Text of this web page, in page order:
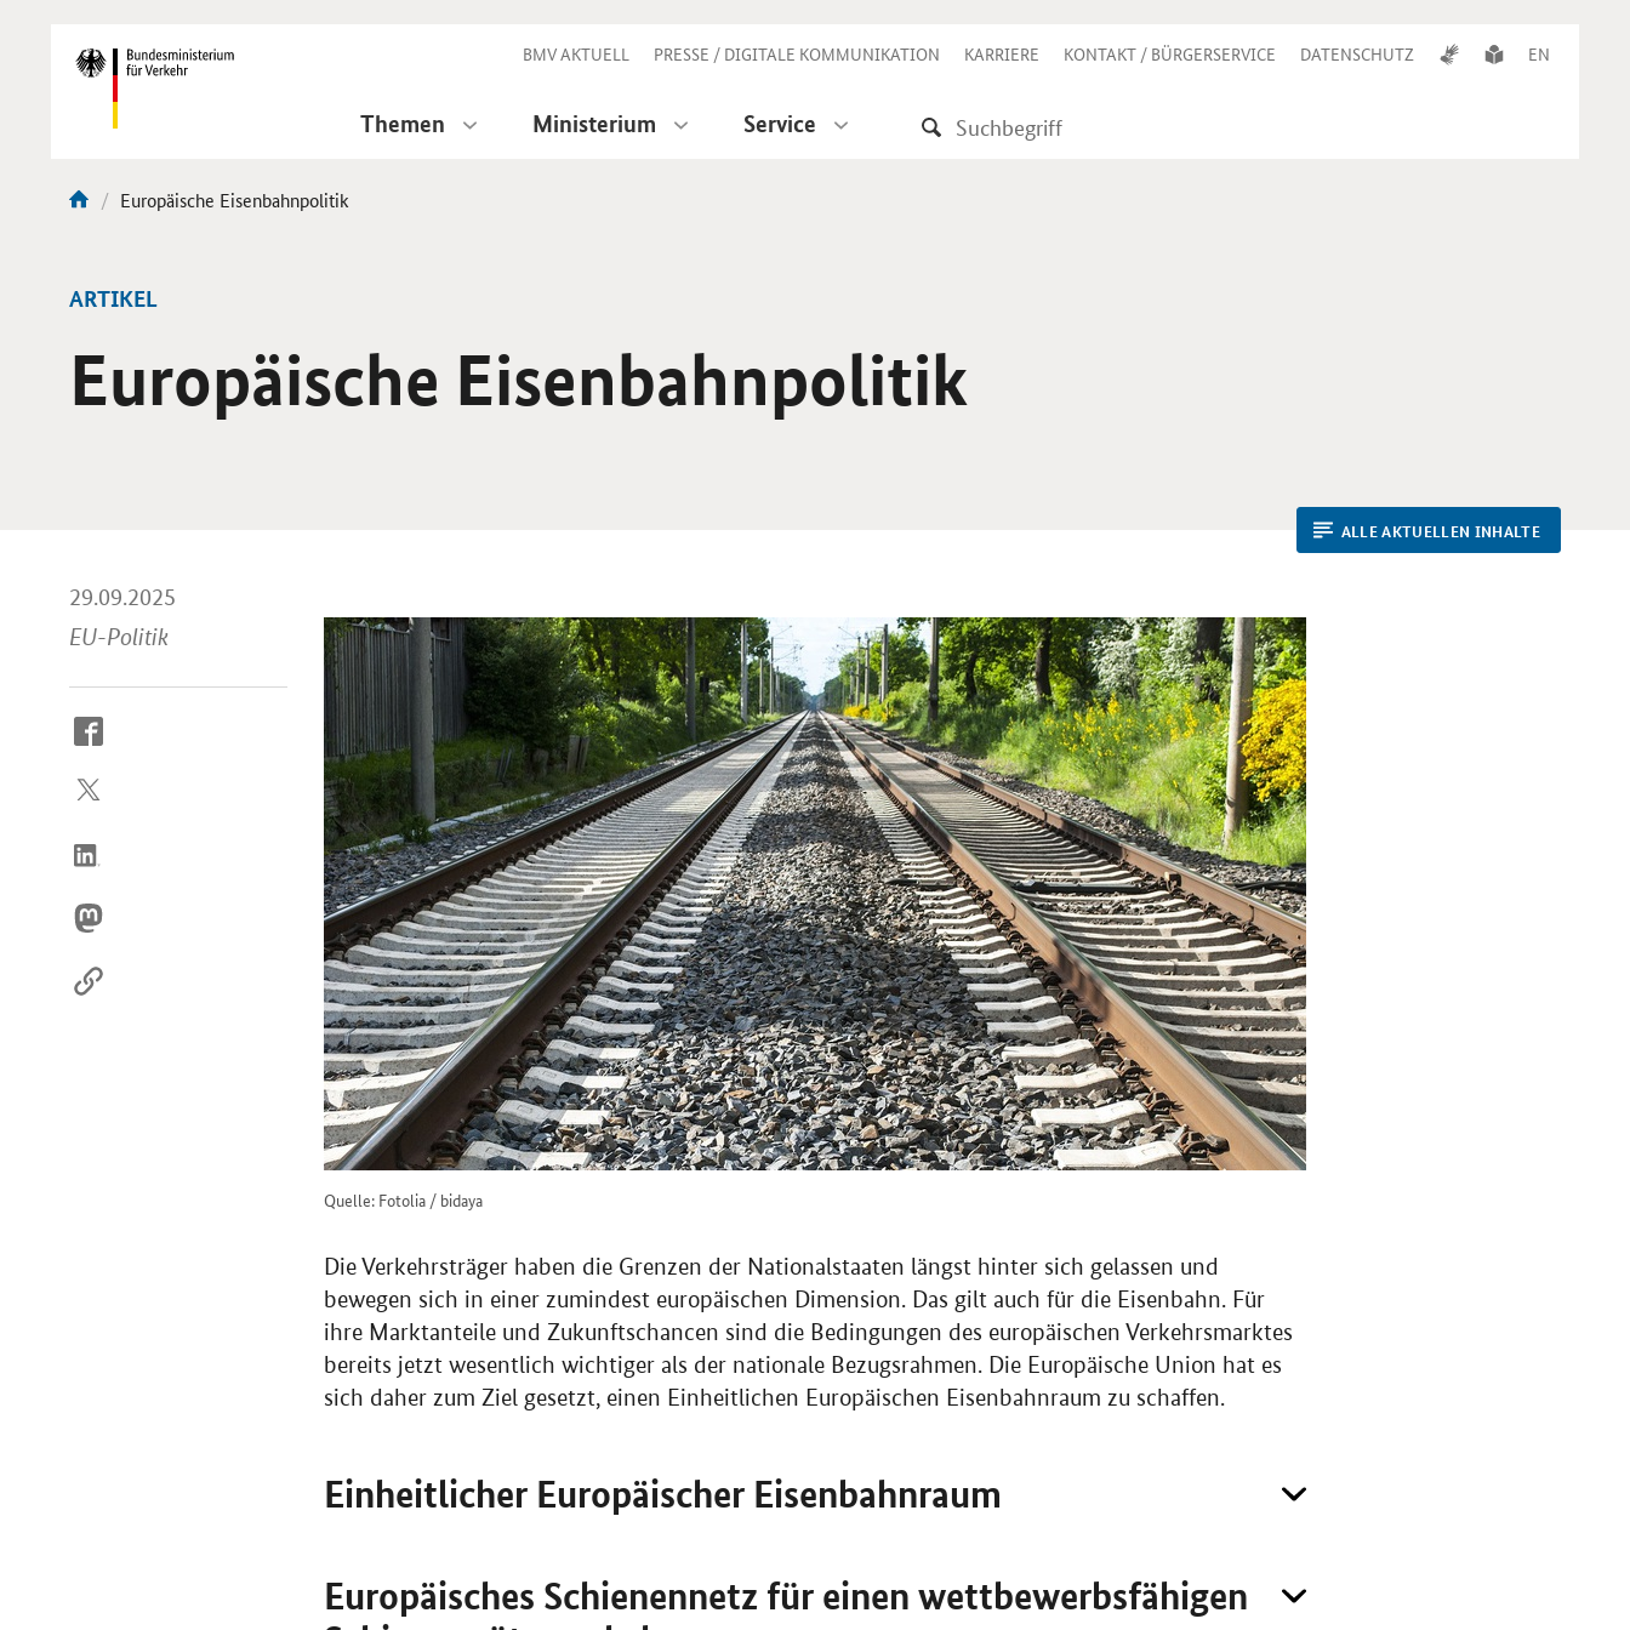
Navigation BMV AKTUELL PRESSE / DIGITALE KOMMUNIKATION KARRIERE KONTAKT / BÜRGERSERVICE DATENSCHUTZ EN
Themen Ministerium Service
Aktuelle
Europäische Eisenbahnpolitik
ARTIKEL
Europäische Eisenbahnpolitik
ALLE AKTUELLEN INHALTE
29.09.2025
EU-Politik
So
Sie
Internet
Quelle: Fotolia / bidaya
Die Verkehrsträger haben die Grenzen der Nationalstaaten längst hinter sich gelassen und
bewegen sich in einer zumindest europäischen Dimension. Das gilt auch für die Eisenbahn. Für
ihre Marktanteile und Zukunftschancen sind die Bedingungen des europäischen Verkehrsmarktes
bereits jetzt wesentlich wichtiger als der nationale Bezugsrahmen. Die Europäische Union hat es
sich daher zum Ziel gesetzt, einen Einheitlichen Europäischen Eisenbahnraum zu schaffen.
Einheitlicher Europäischer Eisenbahnraum
Europäisches Schienennetz für einen wettbewerbsfähigen